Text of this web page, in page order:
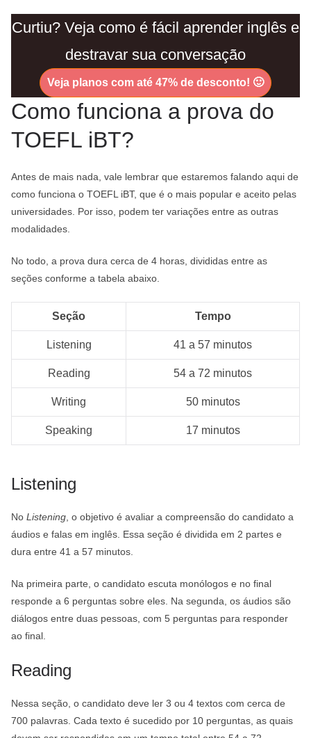
Curtiu? Veja como é fácil aprender inglês e
destravar sua conversação
Veja planos com até 47% de desconto! 🙂
Como funciona a prova do
TOEFL iBT?
Antes de mais nada, vale lembrar que estaremos falando aqui de
como funciona o TOEFL iBT, que é o mais popular e aceito pelas
universidades. Por isso, podem ter variações entre as outras
modalidades.
No todo, a prova dura cerca de 4 horas, divididas entre as
seções conforme a tabela abaixo.
Seção Tempo
Listening 41 a 57 minutos
Reading 54 a 72 minutos
Writing 50 minutos
Speaking 17 minutos
Listening
No Listening , o objetivo é avaliar a compreensão do candidato a
áudios e falas em inglês. Essa seção é dividida em 2 partes e
dura entre 41 a 57 minutos.
Na primeira parte, o candidato escuta monólogos e no final
responde a 6 perguntas sobre eles. Na segunda, os áudios são
diálogos entre duas pessoas, com 5 perguntas para responder
ao final.
Reading
Nessa seção, o candidato deve ler 3 ou 4 textos com cerca de
700 palavras. Cada texto é sucedido por 10 perguntas, as quais